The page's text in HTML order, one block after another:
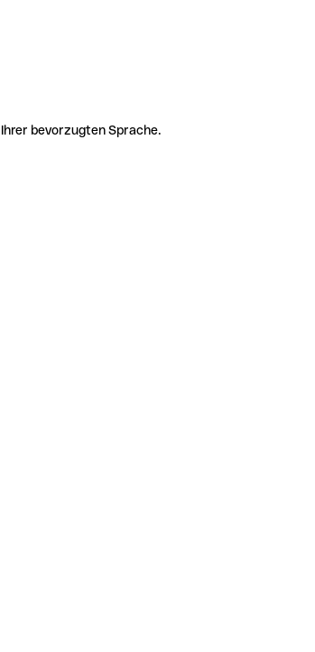
bevorzugten Sprache.